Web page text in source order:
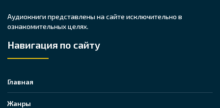
Аудиокниги представлены на сайте исключительно в
ознакомительных целях.
Навигация по сайту
Главная
Жанры